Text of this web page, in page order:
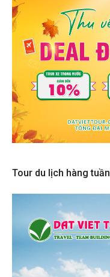
Tour du lịch hàng tuần